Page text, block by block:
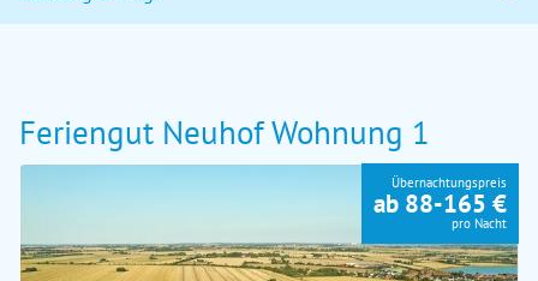
Feriengut Neuhof Wohnung 1
Übernachtungspreis
ab 88-165 €
pro Nacht